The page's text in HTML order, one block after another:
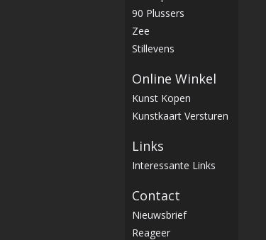
90 Plussers
Zee
Stillevens
Online Winkel
Kunst Kopen
Kunstkaart Versturen
Links
Interessante Links
Contact
Nieuwsbrief
Reageer